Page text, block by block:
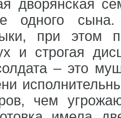
дворянская
одного
при этом
и строгая
– это
чем